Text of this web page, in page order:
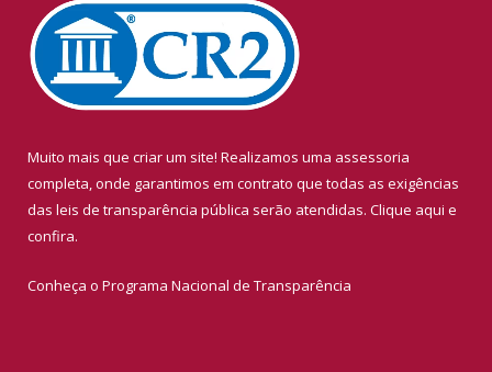
Muito mais que criar um site! Realizamos uma assessoria
completa, onde garantimos em contrato que todas as exigências
das leis de transparência pública serão atendidas. Clique aqui e
confira.
Conheça o Programa Nacional de Transparência